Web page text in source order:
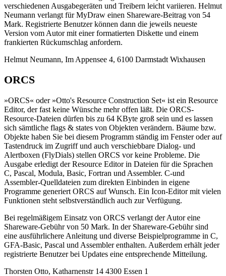
verschiedenen Ausgabegeräten und Treibern leicht variieren. Helmut
Neumann verlangt für MyDraw einen Shareware-Beitrag von 54
Mark. Registrierte Benutzer können dann die jeweils neueste
Version vom Autor mit einer formatierten Diskette und einem
frankierten Rückumschlag anfordern.
Helmut Neumann, Im Appensee 4, 6100 Darmstadt Wixhausen
ORCS
»ORCS« oder »Otto's Resource Construction Set« ist ein Resource
Editor, der fast keine Wünsche mehr offen läßt. Die ORCS-
Resource-Dateien dürfen bis zu 64 KByte groß sein und es lassen
sich sämtliche flags & states von Objekten verändern. Bäume bzw.
Objekte haben Sie bei diesem Programm ständig im Fenster oder auf
Tastendruck im Zugriff und auch verschiebbare Dialog- und
Alertboxen (FlyDials) stellen ORCS vor keine Probleme. Die
Ausgabe erledigt der Resource Editor in Dateien für die Sprachen
C, Pascal, Modula, Basic, Fortran und Assembler. C-und
Assembler-Quelldateien zum direkten Einbinden in eigene
Programme generiert ORCS auf Wunsch. Ein Icon-Editor mit vielen
Funktionen steht selbstverständlich auch zur Verfügung.
Bei regelmäßigem Einsatz von ORCS verlangt der Autor eine
Shareware-Gebühr von 50 Mark. In der Shareware-Gebühr sind
eine ausführlichere Anleitung und diverse Beispielprogramme in C,
GFA-Basic, Pascal und Assembler enthalten. Außerdem erhält jeder
registrierte Benutzer bei Updates eine entsprechende Mitteilung.
Thorsten Otto, Katharnenstr 14 4300 Essen 1